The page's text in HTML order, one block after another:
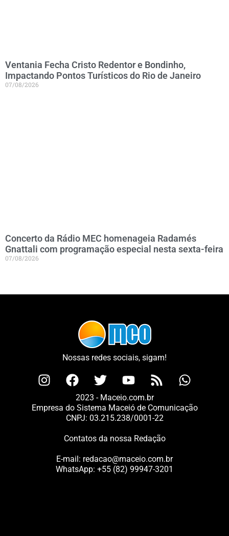
Ventania Fecha Cristo Redentor e Bondinho,
Impactando Pontos Turísticos do Rio de Janeiro
07/08/2026
Concerto da Rádio MEC homenageia Radamés
Gnattali com programação especial nesta sexta-feira
07/08/2026
Nossas redes sociais, sigam!
2023 - Maceio.com.br
Empresa do Sistema Maceió de Comunicação
CNPJ: 03.215.238/0001-22
Contatos da nossa Redação
E-mail: redacao@maceio.com.br
WhatsApp: +55 (82) 99947-3201